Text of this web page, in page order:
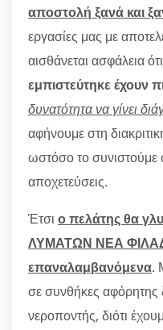
αποστολή ξανά και
εργασίες μας με
αισθάνεται ασφάλεια ότι
εμπιστεύτηκε έχουν
δυνατότητα να γίνει
αφήνουμε στη
ωστόσο το συνιστούμε
αποχετεύσεις.
Έτσι ο πελάτης θα
ΛΥΜΑΤΩΝ ΝΕΑ
επαναλαμβανόμενα.
σε συνθήκες αφόρητης
νεροποντής, διότι